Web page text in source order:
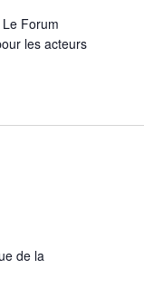
Forum
les acteurs
de la